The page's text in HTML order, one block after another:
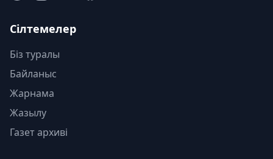
Сілтемелер
Біз туралы
Байланыс
Жарнама
Жазылу
Газет архиві